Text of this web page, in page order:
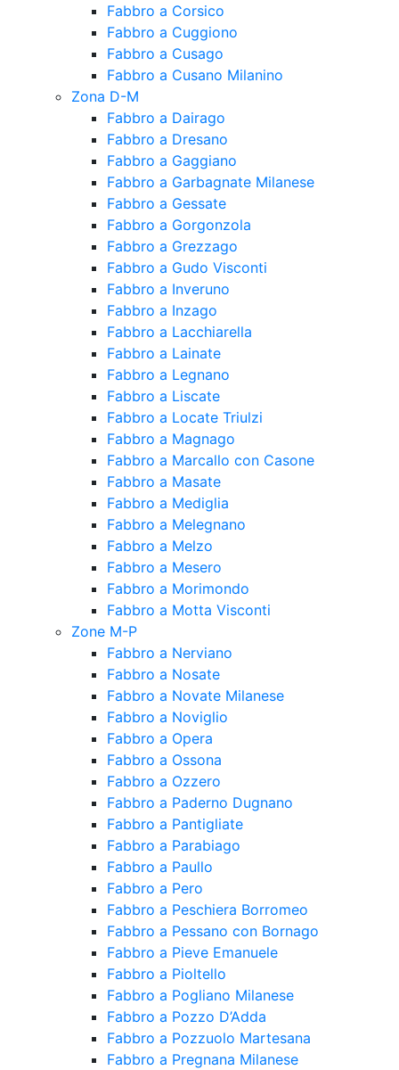
Fabbro a Corsico
Fabbro a Cuggiono
Fabbro a Cusago
Fabbro a Cusano Milanino
Zona D-M
Fabbro a Dairago
Fabbro a Dresano
Fabbro a Gaggiano
Fabbro a Garbagnate Milanese
Fabbro a Gessate
Fabbro a Gorgonzola
Fabbro a Grezzago
Fabbro a Gudo Visconti
Fabbro a Inveruno
Fabbro a Inzago
Fabbro a Lacchiarella
Fabbro a Lainate
Fabbro a Legnano
Fabbro a Liscate
Fabbro a Locate Triulzi
Fabbro a Magnago
Fabbro a Marcallo con Casone
Fabbro a Masate
Fabbro a Mediglia
Fabbro a Melegnano
Fabbro a Melzo
Fabbro a Mesero
Fabbro a Morimondo
Fabbro a Motta Visconti
Zone M-P
Fabbro a Nerviano
Fabbro a Nosate
Fabbro a Novate Milanese
Fabbro a Noviglio
Fabbro a Opera
Fabbro a Ossona
Fabbro a Ozzero
Fabbro a Paderno Dugnano
Fabbro a Pantigliate
Fabbro a Parabiago
Fabbro a Paullo
Fabbro a Pero
Fabbro a Peschiera Borromeo
Fabbro a Pessano con Bornago
Fabbro a Pieve Emanuele
Fabbro a Pioltello
Fabbro a Pogliano Milanese
Fabbro a Pozzo D’Adda
Fabbro a Pozzuolo Martesana
Fabbro a Pregnana Milanese